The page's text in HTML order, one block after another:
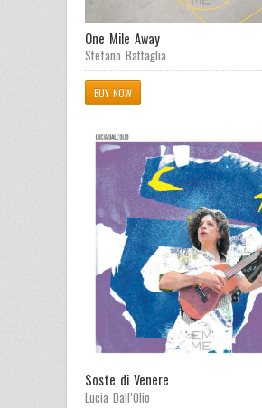
One Mile Away
Stefano Battaglia
BUY NOW
Soste di Venere
Lucia Dall’Olio